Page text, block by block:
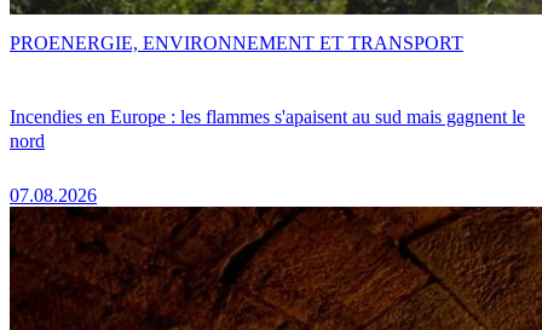
Incendies en Europe : les flammes s'apaisent au sud mais gagnent le
nord
07.08.2026
PROENERGIE, ENVIRONNEMENT ET TRANSPORT